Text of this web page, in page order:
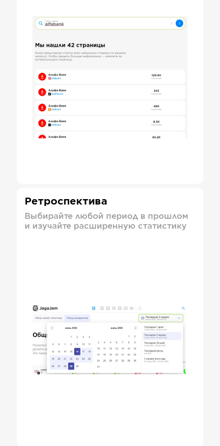
Ретроспектива
Выбирайте любой период в прошлом
и изучайте расширенную статистику